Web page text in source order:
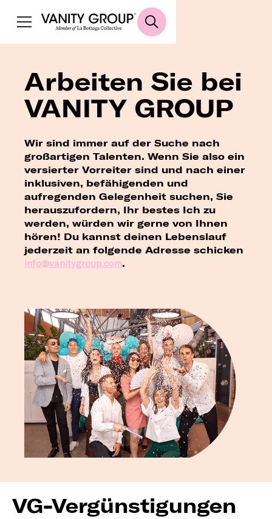
Arbeiten Sie bei
VANITY GROUP
Wir sind immer auf der Suche nach
großartigen Talenten. Wenn Sie also ein
versierter Vorreiter sind und nach einer
inklusiven, befähigenden und
aufregenden Gelegenheit suchen, Sie
herauszufordern, Ihr bestes Ich zu
werden, würden wir gerne von Ihnen
hören! Du kannst deinen Lebenslauf
jederzeit an folgende Adresse schicken
info@vanitygroup.com.
VG-Vergünstigungen